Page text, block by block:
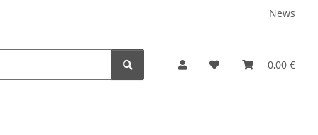
News
0,00 €